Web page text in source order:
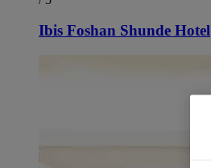
Ibis Foshan Shunde Hotel